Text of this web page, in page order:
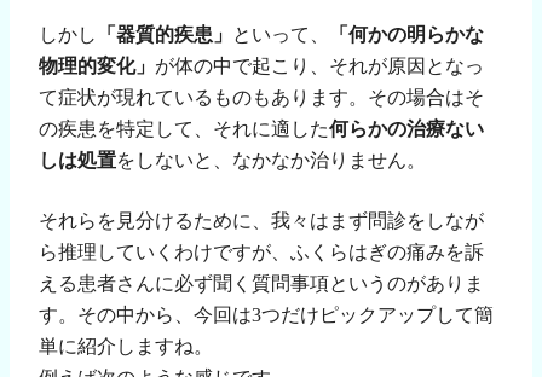
しかし 「器質的疾患」 といって、
「何かの明らかな
物理的変化」 が体の中で起こり、それが原因となっ
て症状が現れているものもあります。その場合はそ
の疾患を特定して、それに適した何らかの治療ない
しは処置をしないと、なかなか治りません。
それらを見分けるために、我々はまず問診をしなが
ら推理していくわけですが、ふくらはぎの痛みを訴
える患者さんに必ず聞く質問事項というのがありま
す。その中から、今回は3つだけピックアップして簡
単に紹介しますね。